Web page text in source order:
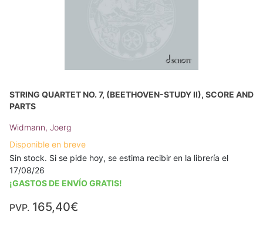
STRING QUARTET NO. 7, (BEETHOVEN-STUDY II), SCORE AND
PARTS
Widmann, Joerg
Disponible en breve
Sin stock. Si se pide hoy, se estima recibir en la librería el
17/08/26
¡GASTOS DE ENVÍO GRATIS!
PVP. 165,40€